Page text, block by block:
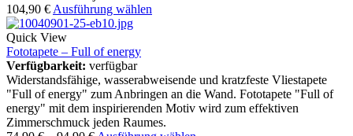
104,90 € Ausführung wählen
Quick View
Fototapete – Full of energy
Verfügbarkeit: verfügbar
Widerstandsfähige, wasserabweisende und kratzfeste Vliestapete
"Full of energy" zum Anbringen an die Wand. Fototapete "Full of
energy" mit dem inspirierenden Motiv wird zum effektiven
Zimmerschmuck jeden Raumes.